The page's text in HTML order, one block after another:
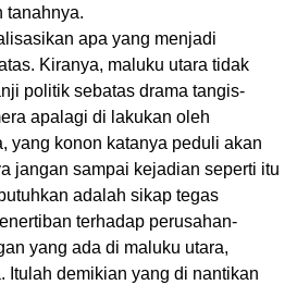
tanahnya.
apa yang menjadi
Kiranya, maluku utara tidak
politik sebatas drama tangis-
apalagi di lakukan oleh
yang konon katanya peduli akan
jangan sampai kejadian seperti itu
adalah sikap tegas
terhadap perusahan-
yang ada di maluku utara,
Itulah demikian yang di nantikan